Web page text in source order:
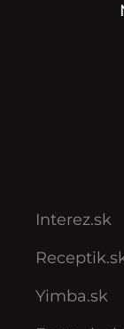
Interez.sk
Yimba.sk